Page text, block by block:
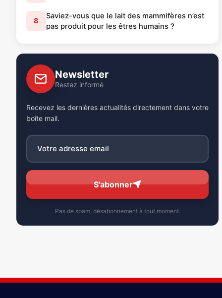
8
Saviez-vous que le lait des mammifères n’est
pas produit pour les êtres humains ?
Newsletter
Restez informé
Recevez les dernières actualités directement dans votre
boîte mail.
S'abonner
Pas de spam, désabonnement à tout moment.